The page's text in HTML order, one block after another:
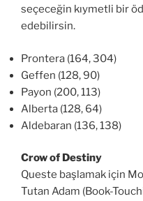
seçeceğin kıymetli bir
edebilirsin.
Prontera (164, 304)
Geffen (128, 90)
Payon (200, 113)
Alberta (128, 64)
Aldebaran (136, 138)
Crow of Destiny
Queste başlamak için
Tutan Adam (Book-